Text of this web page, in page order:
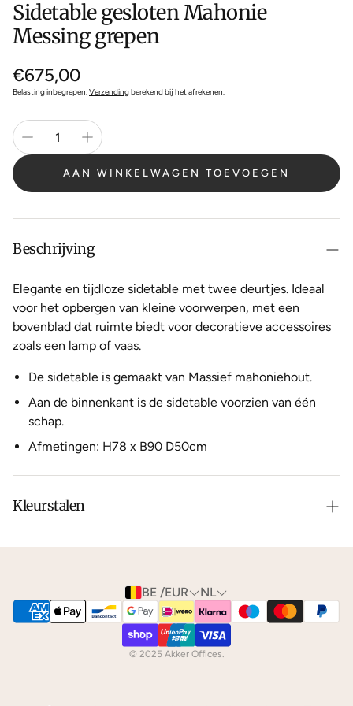
Sidetable gesloten Mahonie
Messing grepen
Normale
prijs
€675,00
Belasting inbegrepen.Verzendingberekend bij het afrekenen.
AAN WINKELWAGEN TOEVOEGEN
Beschrijving
Elegante en tijdloze sidetable met twee deurtjes. Ideaal
voor het opbergen van kleine voorwerpen, met een
bovenblad dat ruimte biedt voor decoratieve accessoires
zoals een lamp of vaas.
De sidetable is gemaakt van Massief mahoniehout.
Aan de binnenkant is de sidetable voorzien van één
schap.
Afmetingen: H78 x B90 D50cm
Kleurstalen
Is de leer of hout kleur net niet zoals je het in gedachten
We kunnen je gratiskleurstalentoesturen via de post.
BE /EUR NL
© 2025 Akker Offices.